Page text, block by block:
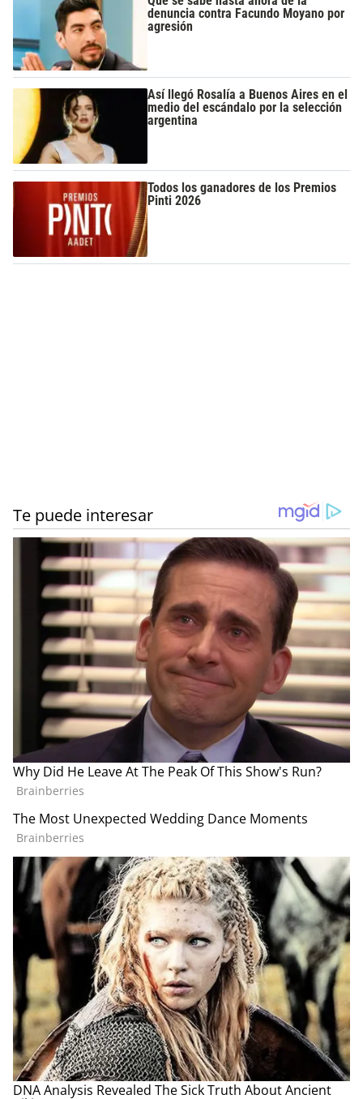
denuncia contra Facundo Moyano por
agresión
Así llegó Rosalía a Buenos Aires en el
medio del escándalo por la selección
argentina
Todos los ganadores de los Premios
Pinti 2026